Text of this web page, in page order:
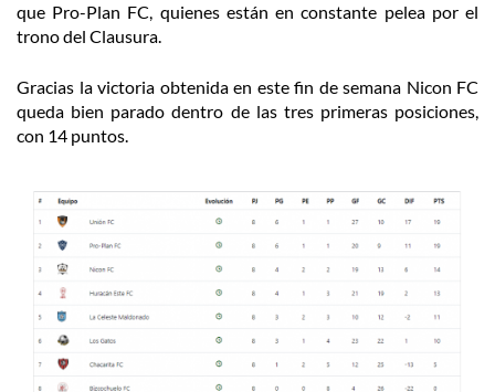
que Pro-Plan FC, quienes están en constante pelea por el
trono del Clausura.
Gracias la victoria obtenida en este fin de semana Nicon FC
queda bien parado dentro de las tres primeras posiciones,
con 14 puntos.